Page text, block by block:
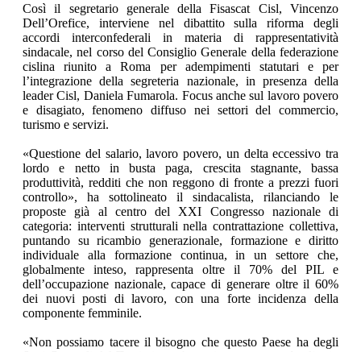
Così il segretario generale della Fisascat Cisl, Vincenzo
Dell’Orefice, interviene nel dibattito sulla riforma degli
accordi interconfederali in materia di rappresentatività
sindacale, nel corso del Consiglio Generale della federazione
cislina riunito a Roma per adempimenti statutari e per
l’integrazione della segreteria nazionale, in presenza della
leader Cisl, Daniela Fumarola. Focus anche sul lavoro povero
e disagiato, fenomeno diffuso nei settori del commercio,
turismo e servizi.
«Questione del salario, lavoro povero, un delta eccessivo tra
lordo e netto in busta paga, crescita stagnante, bassa
produttività, redditi che non reggono di fronte a prezzi fuori
controllo», ha sottolineato il sindacalista, rilanciando le
proposte già al centro del XXI Congresso nazionale di
categoria: interventi strutturali nella contrattazione collettiva,
puntando su ricambio generazionale, formazione e diritto
individuale alla formazione continua, in un settore che,
globalmente inteso, rappresenta oltre il 70% del PIL e
dell’occupazione nazionale, capace di generare oltre il 60%
dei nuovi posti di lavoro, con una forte incidenza della
componente femminile.
«Non possiamo tacere il bisogno che questo Paese ha degli